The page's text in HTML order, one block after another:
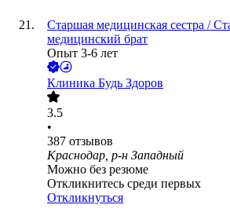
Старшая медицинская сестра /
медицинский брат
Опыт 3-6 лет
Клиника Будь Здоров
3.5
•
387 отзывов
Краснодар, р-н Западный
Можно без резюме
Откликнитесь среди первых
Откликнуться